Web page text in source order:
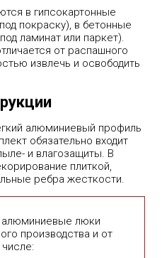
в гипсокартонные
покраску), в бетонные
ламинат или паркет).
от распашного
извлечь и освободить
алюминиевый профиль
обязательно входит
и влагозащиты. В
плиткой,
ребра жесткости.
алюминиевые люки
производства и от